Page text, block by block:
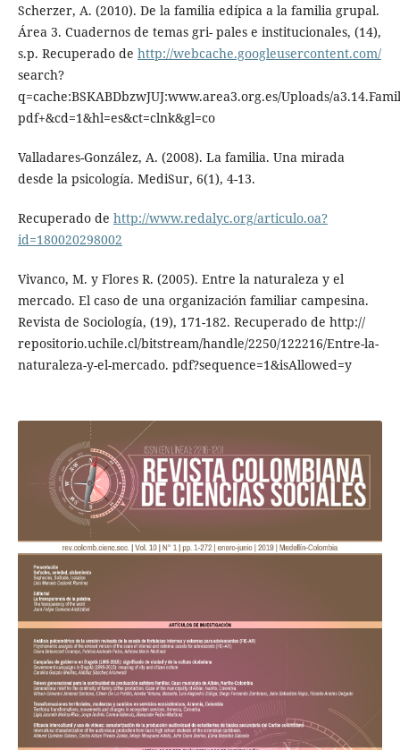
Scherzer, A. (2010). De la familia edípica a la familia grupal.
Área 3. Cuadernos de temas gri- pales e institucionales, (14),
s.p. Recuperado de http://webcache.googleusercontent.com/
search?
q=cache:BSKABDbzwJUJ:www.area3.org.es/Uploads/
pdf+&cd=1&hl=es&ct=clnk&gl=co
Valladares-González, A. (2008). La familia. Una mirada
desde la psicología. MediSur, 6(1), 4-13.
Recuperado de http://www.redalyc.org/articulo.oa?
id=180020298002
Vivanco, M. y Flores R. (2005). Entre la naturaleza y el
mercado. El caso de una organización familiar campesina.
Revista de Sociología, (19), 171-182. Recuperado de http://
repositorio.uchile.cl/bitstream/handle/2250/122216/Entre-la-
naturaleza-y-el-mercado. pdf?sequence=1&isAllowed=y